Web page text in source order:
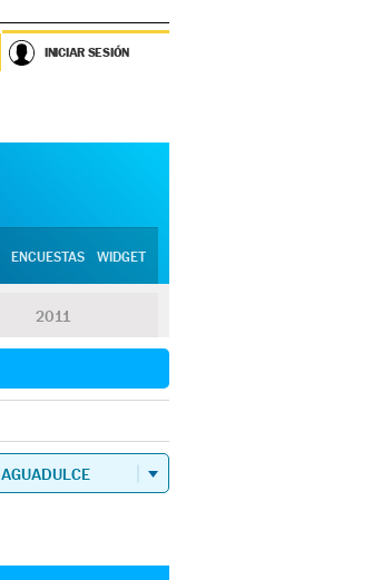
INICIAR SESIÓN
ENCUESTAS WIDGET
2011